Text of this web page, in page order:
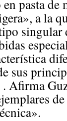
pasta de
a la
singular
sus
Afirma